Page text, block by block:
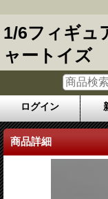
1/6フィギュ
ャートイズ
ログイン
商品詳細